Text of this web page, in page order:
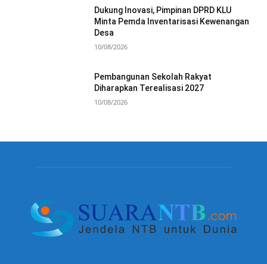
Dukung Inovasi, Pimpinan DPRD KLU
Minta Pemda Inventarisasi Kewenangan
Desa
10/08/2026
Pembangunan Sekolah Rakyat
Diharapkan Terealisasi 2027
10/08/2026